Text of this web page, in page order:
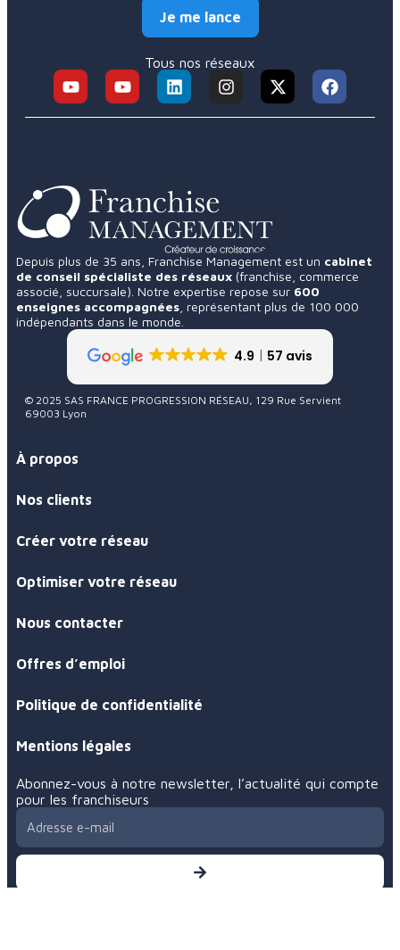
Je me lance
Tous nos réseaux
Depuis plus de 35 ans, Franchise Management est un cabinet
de conseil spécialiste des réseaux (franchise, commerce
associé, succursale). Notre expertise repose sur 600
enseignes accompagnées , représentant plus de 100 000
indépendants dans le monde.
4.9 57 avis
© 2025 SAS FRANCE PROGRESSION RÉSEAU, 129 Rue Servient
69003 Lyon
À propos
Nos clients
Créer votre réseau
Optimiser votre réseau
Nous contacter
Offres d’emploi
Politique de confidentialité
Mentions légales
Abonnez-vous à notre newsletter, l’actualité qui compte
pour les franchiseurs